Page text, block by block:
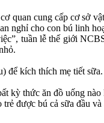
cung cấp cơ sở vật
nghỉ cho con bú linh
lễ thế giới NCBSM
kích thích mẹ tiết sữa.
kỳ thức ăn đồ uống nào
được bú cả sữa đầu và